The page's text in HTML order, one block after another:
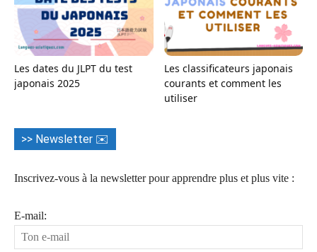
Les dates du JLPT du test
japonais 2025
Les classificateurs japonais
courants et comment les
utiliser
>> Newsletter ✉️
Inscrivez-vous à la newsletter pour apprendre plus et plus vite :
E-mail: